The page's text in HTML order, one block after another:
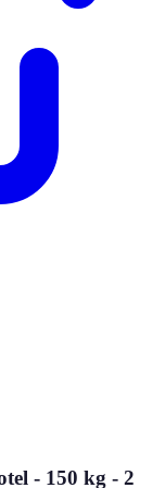
- 150 kg - 2